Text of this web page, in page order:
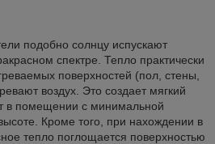
подобно солнцу испускают
спектре. Тепло практически
поверхностей (пол, стены,
воздух. Это создает мягкий
в помещении с минимальной
Кроме того, при нахождении в
тепло поглощается поверхностью